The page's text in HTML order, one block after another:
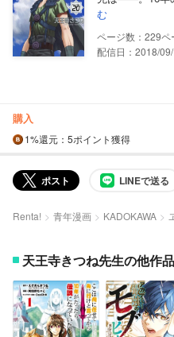
む
229
配信日：2018/
購入
1%還元 ：5ポイント獲得
ポスト LINEで送る
Renta! 青年漫画 KADOKAWA
天王寺きつね先生の他作品